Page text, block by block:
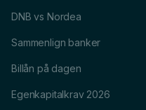
DNB vs Nordea
Sammenlign banker
Billån på dagen
Egenkapitalkrav 2026